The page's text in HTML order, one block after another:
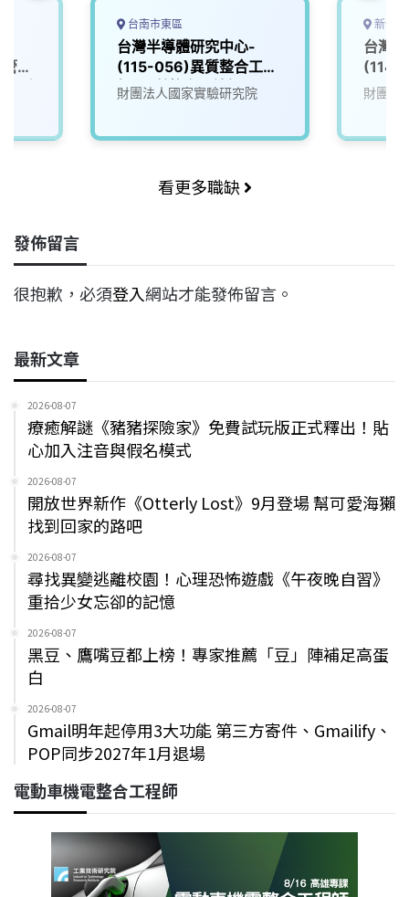
理
台南市東區
台灣半導體研究中心-
(115-056)異質整合工程
師_異質整合晶片組
財團法人國家實驗研究院
新竹
台灣
(114-
(SoC)
財團法
看更多職缺
發佈留言
很抱歉，必須登入網站才能發佈留言。
最新文章
2026-08-07
療癒解謎《豬豬探險家》免費試玩版正式釋出！貼
心加入注音與假名模式
2026-08-07
開放世界新作《Otterly Lost》9月登場 幫可愛海獺
找到回家的路吧
2026-08-07
尋找異變逃離校園！心理恐怖遊戲《午夜晚自習》
重拾少女忘卻的記憶
2026-08-07
黑豆、鷹嘴豆都上榜！專家推薦「豆」陣補足高蛋
白
2026-08-07
Gmail明年起停用3大功能 第三方寄件、Gmailify、
POP同步2027年1月退場
電動車機電整合工程師